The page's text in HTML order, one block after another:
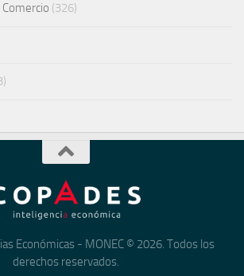
(326)
Económicas - MONEC © 2026. Todos los
derechos reservados.